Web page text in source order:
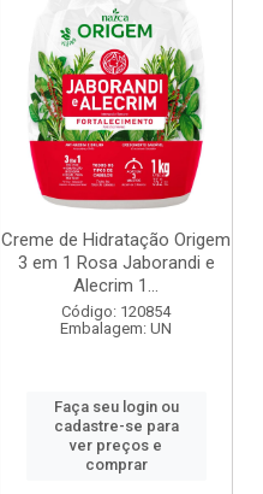
Creme de Hidratação Origem
3 em 1 Rosa Jaborandi e
Alecrim 1...
Código: 120854
Embalagem: UN
Faça seu login ou
cadastre-se para
ver preços e
comprar